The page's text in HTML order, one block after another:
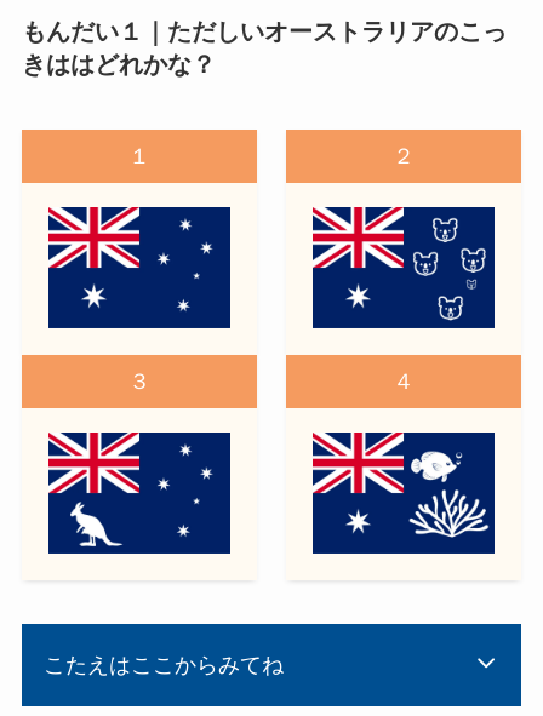
もんだい１｜ただしいオーストラリアのこっ
きははどれかな？
１ ２
３ ４
こたえはここからみてね